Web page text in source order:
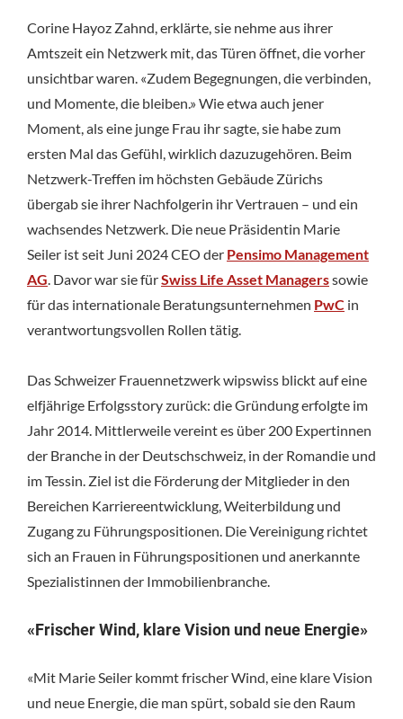
Corine Hayoz Zahnd, erklärte, sie nehme aus ihrer
Amtszeit ein Netzwerk mit, das Türen öffnet, die vorher
unsichtbar waren. «Zudem Begegnungen, die verbinden,
und Momente, die bleiben.» Wie etwa auch jener
Moment, als eine junge Frau ihr sagte, sie habe zum
ersten Mal das Gefühl, wirklich dazuzugehören. Beim
Netzwerk-Treffen im höchsten Gebäude Zürichs
übergab sie ihrer Nachfolgerin ihr Vertrauen – und ein
wachsendes Netzwerk. Die neue Präsidentin Marie
Seiler ist seit Juni 2024 CEO der Pensimo Management
AG. Davor war sie fürSwiss Life Asset Managerssowie
für das internationale Beratungsunternehmen PwC in
verantwortungsvollen Rollen tätig.
Das Schweizer Frauennetzwerk wipswiss blickt auf eine
elfjährige Erfolgsstory zurück: die Gründung erfolgte im
Jahr 2014. Mittlerweile vereint es über 200 Expertinnen
der Branche in der Deutschschweiz, in der Romandie und
im Tessin. Ziel ist die Förderung der Mitglieder in den
Bereichen Karriereentwicklung, Weiterbildung und
Zugang zu Führungspositionen. Die Vereinigung richtet
sich an Frauen in Führungspositionen und anerkannte
Spezialistinnen der Immobilienbranche.
«Frischer Wind, klare Vision und neue Energie»
«Mit Marie Seiler kommt frischer Wind, eine klare Vision
und neue Energie, die man spürt, sobald sie den Raum